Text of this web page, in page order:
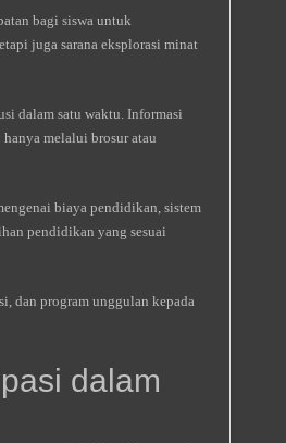
bagi siswa untuk
juga sarana eksplorasi minat
dalam satu waktu. Informasi
melalui brosur atau
biaya pendidikan, sistem
pendidikan yang sesuai
dan program unggulan kepada
dalam